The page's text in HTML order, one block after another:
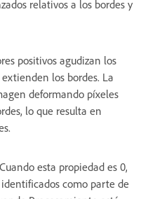
relativos a los bordes y
positivos agudizan los
los bordes. La
deformando píxeles
lo que resulta en
Cuando esta propiedad es 0,
como parte de